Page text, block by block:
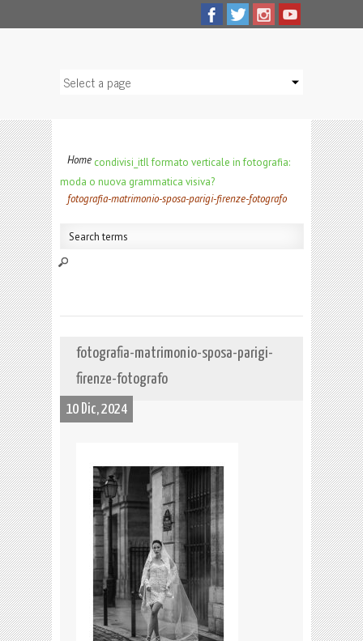
Home condivisi_itIl formato verticale in fotografia:
moda o nuova grammatica visiva?
fotografia-matrimonio-sposa-parigi-firenze-fotografo
fotografia-matrimonio-sposa-parigi-
firenze-fotografo
10 Dic, 2024